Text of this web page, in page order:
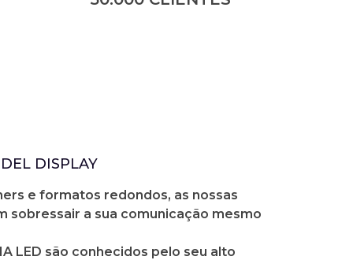
DISPLAY
e formatos redondos, as nossas
sobressair a sua comunicação mesmo
LED são conhecidos pelo seu alto